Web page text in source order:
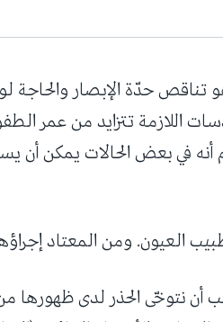
تناقص حدّة الإبصار
اللازمة تتزايد من عمر
أنه في بعض الحالات يمكن أن
العيون. ومن المعتاد
أن نتوخّى الحذر لدى